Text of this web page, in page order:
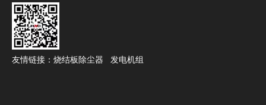
友情链接： 烧结板除尘器 发电机组